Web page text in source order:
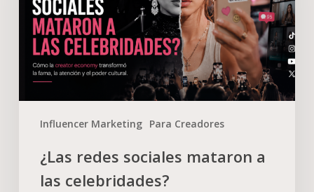
Influencer Marketing Para Creadores
¿Las redes sociales mataron a
las celebridades?